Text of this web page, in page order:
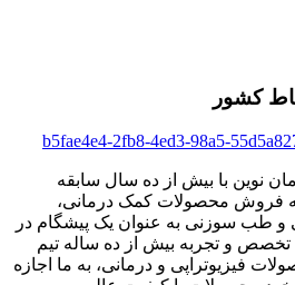
کشور
نوین با بیش از ده سال سابقه
فروش محصولات کمک درمانی،
و طب سوزنی به عنوان یک پیشگام در
و تجربه بیش از ده ساله تیم
فیزیوتراپی و درمانی، به ما اجازه